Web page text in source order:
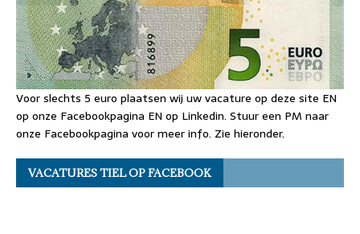
Voor slechts 5 euro plaatsen wij uw vacature op deze site EN
op onze Facebookpagina EN op Linkedin. Stuur een PM naar
onze Facebookpagina voor meer info. Zie hieronder.
VACATURES TIEL OP FACEBOOK